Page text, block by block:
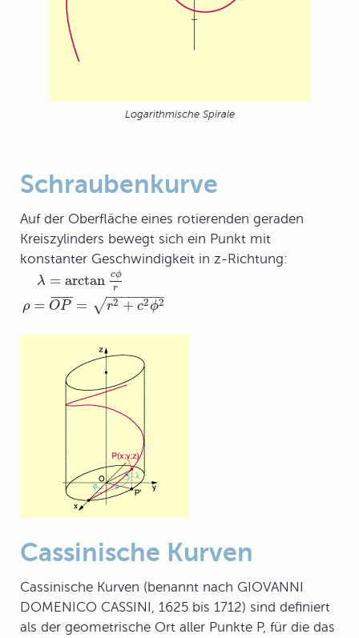
Logarithmische Spirale
Schraubenkurve
Auf der Oberfläche eines rotierenden geraden
Kreiszylinders bewegt sich ein Punkt mit
konstanter Geschwindigkeit in z-Richtung:
λ = arctan cϕ
r
ρ = OP
¯ ¯
¯¯¯ = r2 + c2ϕ2
− −
−−−−−−
√
Cassinische Kurven
Cassinische Kurven (benannt nach GIOVANNI
DOMENICO CASSINI, 1625 bis 1712) sind definiert
als der geometrische Ort aller Punkte P, für die das